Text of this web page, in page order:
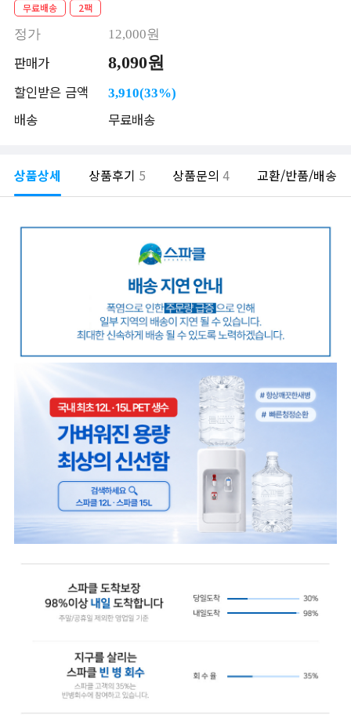
무료배송 2팩
정가 12,000원
판매가 8,090원
할인받은 금액 3,910(33%)
배송 무료배송
상품상세 상품후기 5 상품문의4 교환/반품/배송